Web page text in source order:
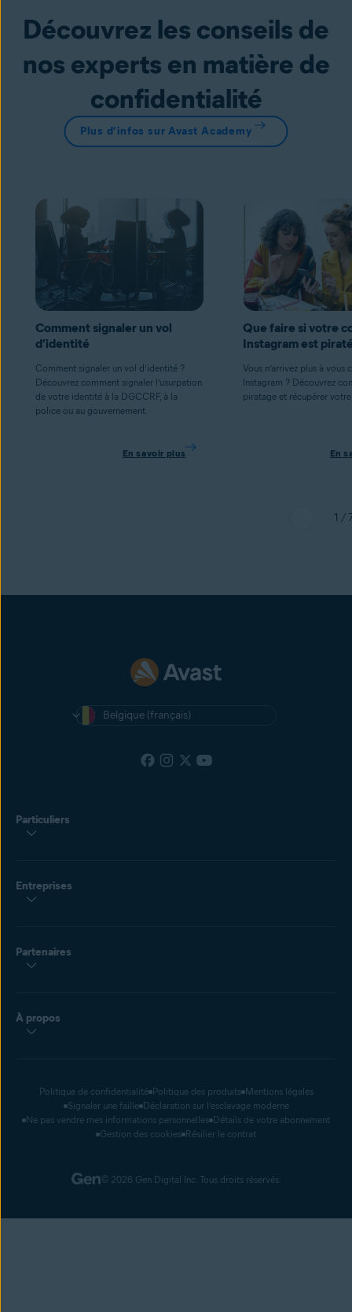
Découvrez les conseils de
nos experts en matière de
confidentialité
Plus d’infos sur Avast Academy
Comment signaler un vol
d’identité
Comment signaler un vol d’identité ?
Découvrez comment signaler l’usurpation
de votre identité à la DGCCRF, à la
police ou au gouvernement.
En savoir plus
Que faire si votre
Instagram est
Vous n’arrivez plus à vous
Instagram ? Découvrez
piratage et récupérer
En
1 /
Belgique (français)
Particuliers
Entreprises
Partenaires
À propos
Politique de confidentialité Politique des produits Mentions légales
Signaler une faille Déclaration sur l’esclavage moderne
Ne pas vendre mes informations personnelles Détails de votre abonnement
Gestion des cookies Résilier le contrat
© 2026 Gen Digital Inc. Tous droits réservés.